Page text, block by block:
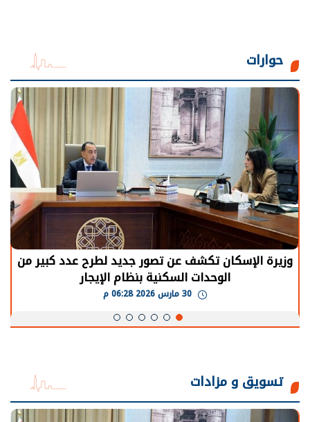
حوارات
الرئيس السيسي: توقف الأنشطة في قطاع الطاقة
يحتاج إلى سنوات لعودة معدلات الإنتاج الطبيعية
تسويق و مزادات